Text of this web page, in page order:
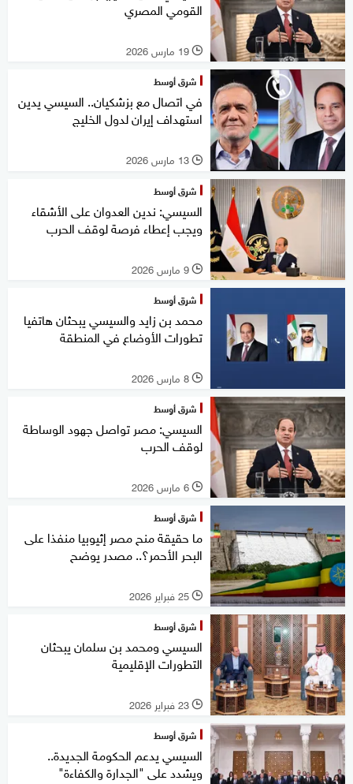
القومي المصري
l 19 مارس 2026
شرق أوسط
في اتصال مع بزشكيان.. السيسي يدين
استهداف إيران لدول الخليج
l 13 مارس 2026
شرق أوسط
السيسي: ندين العدوان على الأشقاء
ويجب إعطاء فرصة لوقف الحرب
l 9 مارس 2026
شرق أوسط
محمد بن زايد والسيسي يبحثان هاتفيا
تطورات الأوضاع في المنطقة
l 8 مارس 2026
شرق أوسط
السيسي: مصر تواصل جهود الوساطة
لوقف الحرب
l 6 مارس 2026
شرق أوسط
ما حقيقة منح مصر إثيوبيا منفذا على
البحر الأحمر؟.. مصدر يوضح
l 25 فبراير 2026
شرق أوسط
السيسي ومحمد بن سلمان يبحثان
التطورات الإقليمية
l 23 فبراير 2026
شرق أوسط
السيسي يدعم الحكومة الجديدة..
ويشدد على "الجدارة والكفاءة"